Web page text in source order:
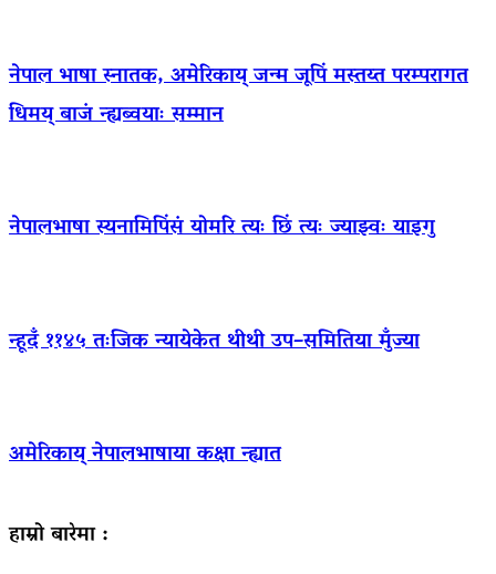
नेपाल भाषा स्नातक, अमेरिकाय् जन्म जूपिं मस्तय्त परम्परागत
धिमय् बाजं न्ह्यब्वयाः सम्मान
नेपालभाषा स्यनामिपिंसं योमरि त्यः छिं त्यः ज्याझ्वः याइगु
न्हूदँ ११४५ तःजिक न्यायेकेत थीथी उप–समितिया मुँज्या
अमेरिकाय् नेपालभाषाया कक्षा न्ह्यात
हाम्रो बारेमा :